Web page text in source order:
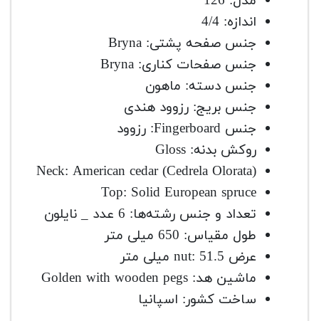
اندازه: 4/4
جنس صفحه پشتی: Bryna
جنس صفحات کناری: Bryna
جنس دسته: ماهون
جنس بریج: رزوود هندی
جنس Fingerboard: رزوود
روکش بدنه: Gloss
Neck: American cedar (Cedrela Olorata)
Top: Solid European spruce
تعداد و جنس رشته‌ها: 6 عدد _ نایلون
طول مقیاس: 650 میلی متر
عرض nut: 51.5 میلی متر
ماشین هد: Golden with wooden pegs
ساخت کشور: اسپانیا